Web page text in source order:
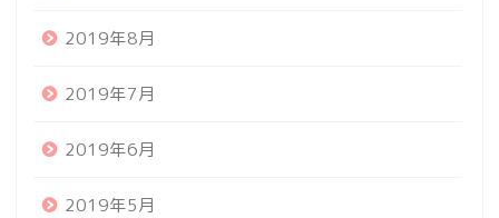
2019年8月
2019年7月
2019年6月
2019年5月